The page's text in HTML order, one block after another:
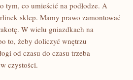
tym, co umieścić na podłodze. A
sklep. Mamy prawo zamontować
W wielu gniazdkach na
to, żeby doliczyć wnętrzu
od czasu do czasu trzeba
czystości.